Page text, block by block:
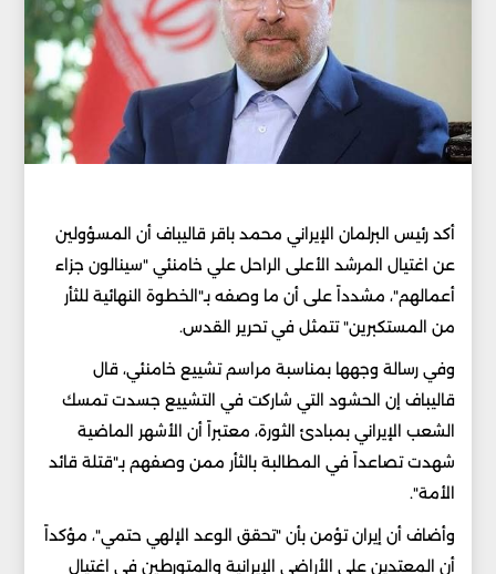
أكد رئيس البرلمان الإيراني محمد باقر قاليباف أن المسؤولين
عن اغتيال المرشد الأعلى الراحل علي خامنئي "سينالون جزاء
أعمالهم"، مشدداً على أن ما وصفه بـ"الخطوة النهائية للثأر
من المستكبرين" تتمثل في تحرير القدس.
وفي رسالة وجهها بمناسبة مراسم تشييع خامنئي، قال
قاليباف إن الحشود التي شاركت في التشييع جسدت تمسك
الشعب الإيراني بمبادئ الثورة، معتبراً أن الأشهر الماضية
شهدت تصاعداً في المطالبة بالثأر ممن وصفهم بـ"قتلة قائد
الأمة".
وأضاف أن إيران تؤمن بأن "تحقق الوعد الإلهي حتمي"، مؤكداً
أن المعتدين على الأراضي الإيرانية والمتورطين في اغتيال